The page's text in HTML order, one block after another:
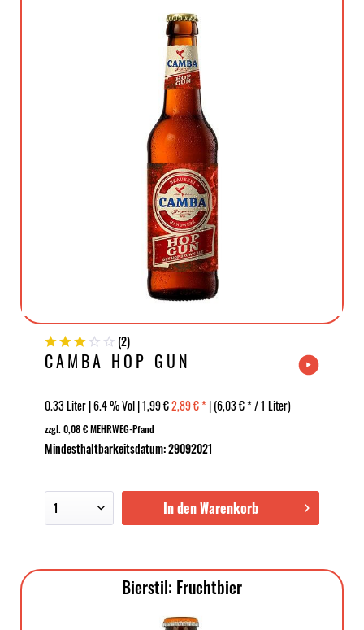
(2)
CAMBA HOP GUN
0.33 Liter | 6.4 % Vol | 1,99 €2,89 € *| (6,03 € * / 1 Liter)
zzgl. 0,08 € MEHRWEG-Pfand
Mindesthaltbarkeitsdatum: 29092021
In den Warenkorb
Bierstil: Fruchtbier